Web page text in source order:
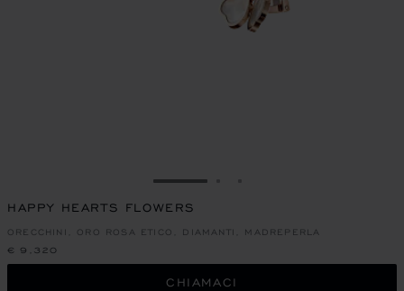
VAI ALLA SLIDE 1
HAPPY HEARTS FLOWERS
ORECCHINI, ORO ROSA ETICO, DIAMANTI, MADREPERLA
€ 9,320
CHIAMACI